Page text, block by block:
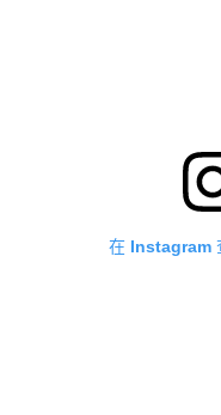
在 Instagram